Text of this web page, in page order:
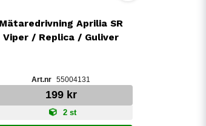
Mätaredrivning Aprilia SR
Viper / Replica / Guliver
55004131
199 kr
2 st